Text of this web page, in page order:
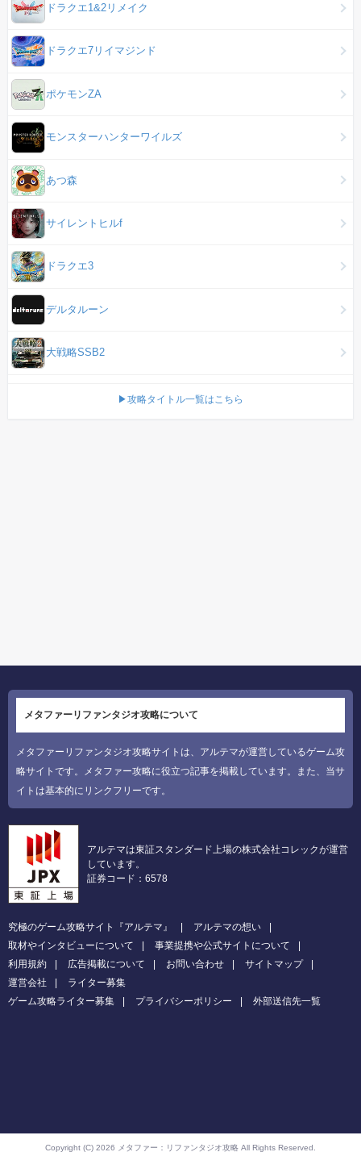
ドラクエ1&2リメイク
ドラクエ7リイマジンド
ポケモンZA
モンスターハンターワイルズ
あつ森
サイレントヒルf
ドラクエ3
デルタルーン
大戦略SSB2
▶攻略タイトル一覧はこちら
メタファーリファンタジオ攻略について
メタファーリファンタジオ攻略サイトは、アルテマが運営しているゲーム攻
略サイトです。メタファー攻略に役立つ記事を掲載しています。また、当サ
イトは基本的にリンクフリーです。
アルテマは東証スタンダード上場の株式会社コレックが運営
しています。
証券コード：6578
究極のゲーム攻略サイト『アルテマ』
アルテマの想い
取材やインタビューについて
事業提携や公式サイトについて
利用規約
広告掲載について お問い合わせ
サイトマップ
運営会社
ライター募集
ゲーム攻略ライター募集
プライバシーポリシー 外部送信先一覧
Copyright (C) 2026 メタファー：リファンタジオ攻略 All Rights Reserved.